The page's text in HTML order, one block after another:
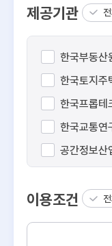
제공기관
한국부동산
한국토지주
한국프롭테
한국교통연
공간정보산
오아시스비
이에이트
이용조건